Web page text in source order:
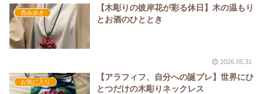
呑み歩き
【木彫りの彼岸花が彩る休日】木の温もり
とお酒のひととき
2026.05.31
お気に入り
【アラフィフ、自分への誕プレ】世界にひ
とつだけの木彫りネックレス